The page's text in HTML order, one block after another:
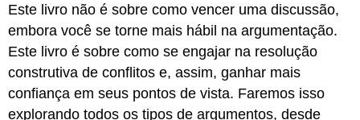
Este livro não é sobre como vencer uma discussão,
embora você se torne mais hábil na argumentação.
Este livro é sobre como se engajar na resolução
construtiva de conflitos e, assim, ganhar mais
confiança em seus pontos de vista. Faremos isso
explorando todos os tipos de argumentos, desde